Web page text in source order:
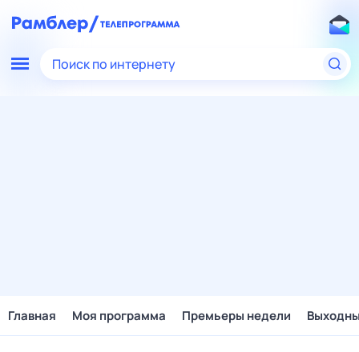
Поиск по интернету
Главная Моя программа Премьеры недели